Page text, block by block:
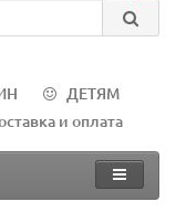
ДЕТЯМ
и оплата